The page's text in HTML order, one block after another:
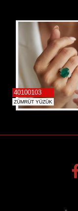
40100103
ZÜMRÜT YÜZÜK